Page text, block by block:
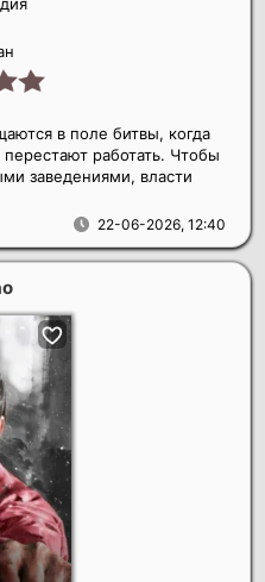
22-06-2026, 12:40
в поле битвы, когда
работать. Чтобы
заведениями, власти